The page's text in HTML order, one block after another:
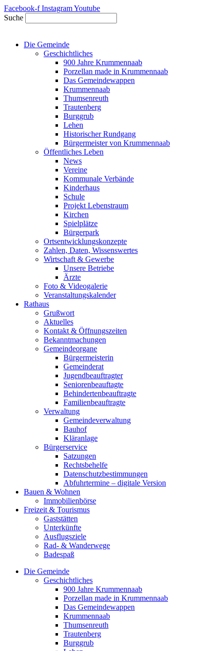
Zum
Inhalt
springen
Facebook-f InstagramYoutube
Suche
Die Gemeinde
Geschichtliches
900 Jahre Krummennaab
Porzellan made in Krummennaab
Das Gemeindewappen
Krummennaab
Thumsenreuth
Trautenberg
Burggrub
Lehen
Historischer Rundgang
Bürgermeister von Krummennaab
Öffentliches Leben
News
Vereine
Kommunale Verbände
Kinderhaus
Schule
Projekt Lebenstraum
Kirchen
Spielplätze
Bürgerpark
Ortsentwicklungskonzepte
Zahlen, Daten, Wissenswertes
Wirtschaft & Gewerbe
Unsere Betriebe
Ärzte
Foto & Videogalerie
Veranstaltungskalender
Rathaus
Grußwort
Aktuelles
Kontakt & Öffnungszeiten
Bekanntmachungen
Gemeindeorgane
Bürgermeisterin
Gemeinderat
Jugendbeauftragter
Seniorenbeauftagte
Behindertenbeauftragte
Familienbeauftragte
Verwaltung
Gemeindeverwaltung
Bauhof
Kläranlage
Bürgerservice
Satzungen
Rechtsbehelfe
Datenschutzbestimmungen
Abfuhrtermine – digitale Version
Bauen & Wohnen
Immobilienbörse
Freizeit & Tourismus
Gaststätten
Unterkünfte
Ausflugsziele
Rad- & Wanderwege
Badespaß
Die Gemeinde
Geschichtliches
900 Jahre Krummennaab
Porzellan made in Krummennaab
Das Gemeindewappen
Krummennaab
Thumsenreuth
Trautenberg
Burggrub